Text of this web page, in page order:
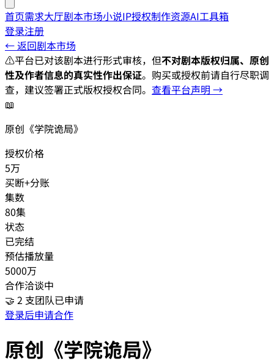
首页需求大厅剧本市场小说IP授权制作资源AI工具箱
登录注册
← 返回剧本市场
⚠️平台已对该剧本进行形式审核，但不对剧本版权归属、原创
性及作者信息的真实性作出保证。购买或授权前请自行尽职调
查，建议签署正式版权授权合同。 查看平台声明 →
📖
原创《学院诡局》
授权价格
5万
买断+分账
集数
80集
状态
已完结
预估播放量
5000万
合作洽谈中
🤝 2 支团队已申请
登录后申请合作
原创《学院诡局》